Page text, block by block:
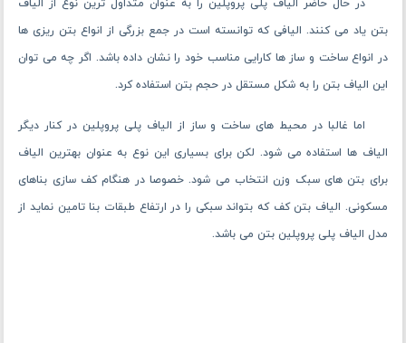
در حال حاضر الیاف پلی پروپلین را به عنوان متداول ترین نوع از الیاف
بتن یاد می کنند. الیافی که توانسته است در جمع بزرگی از انواع بتن ریزی ها
در انواع ساخت و ساز ها کارایی مناسب خود را نشان داده باشد. اگر چه می توان
این الیاف بتن را به شکل مستقل در حجم بتن استفاده کرد.
اما غالبا در محیط های ساخت و ساز از الیاف پلی پروپلین در کنار دیگر
الیاف ها استفاده می شود. لکن برای بسیاری این نوع به عنوان بهترین الیاف
برای بتن های سبک وزن انتخاب می شود. خصوصا در هنگام کف سازی بناهای
مسکونی. الیاف بتن کف که بتواند سبکی را در ارتفاع طبقات بنا تامین نماید از
مدل الیاف پلی پروپلین بتن می باشد.